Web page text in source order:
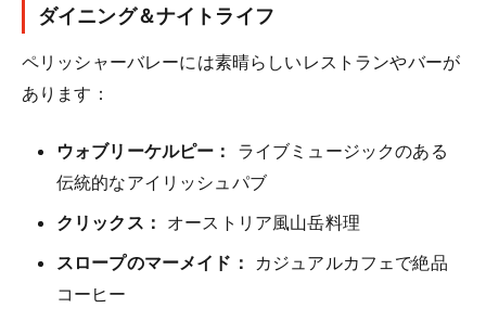
ダイニング＆ナイトライフ
ペリッシャーバレーには素晴らしいレストランやバーが
あります：
ウォブリーケルピー：
ライブミュージックのある
伝統的なアイリッシュパブ
クリックス： オーストリア風山岳料理
スロープのマーメイド：
カジュアルカフェで絶品
コーヒー